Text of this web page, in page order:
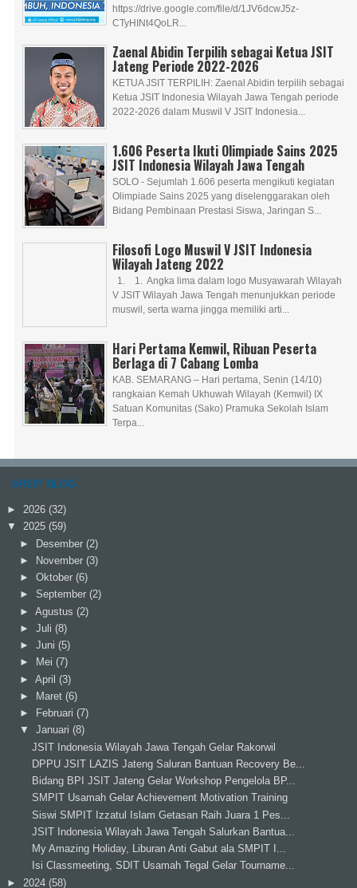
https://drive.google.com/file/d/1JV6dcwJ5z-
CTyHINt4QoLR...
Zaenal Abidin Terpilih sebagai Ketua JSIT
Jateng Periode 2022-2026
KETUA JSIT TERPILIH: Zaenal Abidin terpilih sebagai
Ketua JSIT Indonesia Wilayah Jawa Tengah periode
2022-2026 dalam Muswil V JSIT Indonesia...
1.606 Peserta Ikuti Olimpiade Sains 2025
JSIT Indonesia Wilayah Jawa Tengah
SOLO - Sejumlah 1.606 peserta mengikuti kegiatan
Olimpiade Sains 2025 yang diselenggarakan oleh
Bidang Pembinaan Prestasi Siswa, Jaringan S...
Filosofi Logo Muswil V JSIT Indonesia
Wilayah Jateng 2022
1. 1. Angka lima dalam logo Musyawarah Wilayah
V JSIT Wilayah Jawa Tengah menunjukkan periode
muswil, serta warna jingga memiliki arti...
Hari Pertama Kemwil, Ribuan Peserta
Berlaga di 7 Cabang Lomba
KAB. SEMARANG – Hari pertama, Senin (14/10)
rangkaian Kemah Ukhuwah Wilayah (Kemwil) IX
Satuan Komunitas (Sako) Pramuka Sekolah Islam
Terpa...
ARSIP BLOG
► 2026 (32)
▼ 2025 (59)
► Desember (2)
►
November (3)
► Oktober (6)
► September (2)
► Agustus (2)
► Juli (8)
► Juni (5)
►
Mei (7)
► April (3)
►
Maret (6)
►
Februari (7)
▼ Januari (8)
JSIT Indonesia Wilayah Jawa Tengah Gelar Rakorwil
DPPU JSIT LAZIS Jateng Saluran Bantuan Recovery Be...
Bidang BPI JSIT Jateng Gelar Workshop Pengelola BP...
SMPIT Usamah Gelar Achievement Motivation Training
Siswi SMPIT Izzatul Islam Getasan Raih Juara 1 Pes...
JSIT Indonesia Wilayah Jawa Tengah Salurkan Bantua...
My Amazing Holiday, Liburan Anti Gabut ala SMPIT I...
Isi Classmeeting, SDIT Usamah Tegal Gelar Tourname...
► 2024 (58)